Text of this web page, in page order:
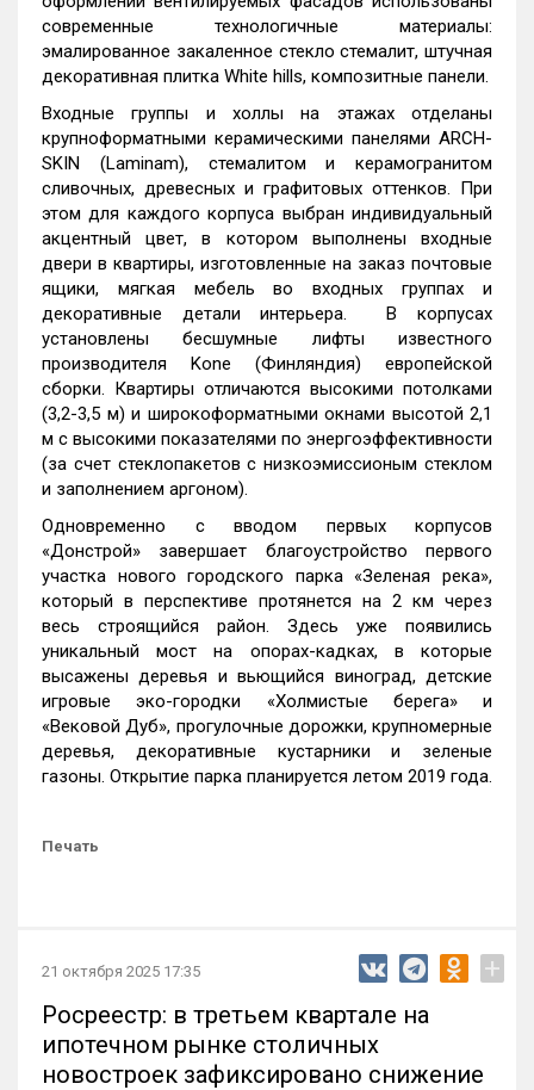
современные технологичные материалы:
эмалированное закаленное стекло стемалит, штучная
декоративная плитка White hills, композитные панели.
Входные группы и холлы на этажах отделаны
крупноформатными керамическими панелями ARCH-
SKIN (Laminam), стемалитом и керамогранитом
сливочных, древесных и графитовых оттенков. При
этом для каждого корпуса выбран индивидуальный
акцентный цвет, в котором выполнены входные
двери в квартиры, изготовленные на заказ почтовые
ящики, мягкая мебель во входных группах и
декоративные детали интерьера. В корпусах
установлены бесшумные лифты известного
производителя Kone (Финляндия) европейской
сборки. Квартиры отличаются высокими потолками
(3,2-3,5 м) и широкоформатными окнами высотой 2,1
м с высокими показателями по энергоэффективности
(за счет стеклопакетов с низкоэмиссионым стеклом
и заполнением аргоном).
Одновременно с вводом первых корпусов
«Донстрой» завершает благоустройство первого
участка нового городского парка «Зеленая река»,
который в перспективе протянется на 2 км через
весь строящийся район. Здесь уже появились
уникальный мост на опорах-кадках, в которые
высажены деревья и вьющийся виноград, детские
игровые эко-городки «Холмистые берега» и
«Вековой Дуб», прогулочные дорожки, крупномерные
деревья, декоративные кустарники и зеленые
газоны. Открытие парка планируется летом 2019 года.
Печать
21 октября 2025 17:35 +
Росреестр: в третьем квартале на
ипотечном рынке столичных
новостроек зафиксировано снижение